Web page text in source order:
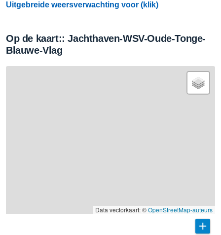
Uitgebreide weersverwachting voor (klik)
Op de kaart:: Jachthaven-WSV-Oude-Tonge-
Blauwe-Vlag
Data vectorkaart: ©OpenStreetMap-auteurs